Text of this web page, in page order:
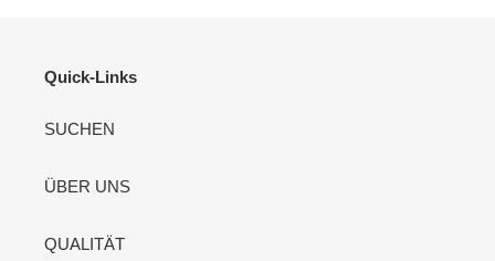
Quick-Links
SUCHEN
ÜBER UNS
QUALITÄT